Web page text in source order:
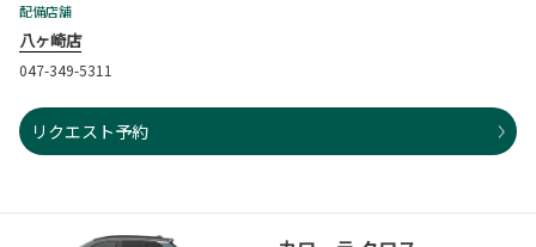
配備店舗
八ヶ崎店
047-349-5311
リクエスト予約